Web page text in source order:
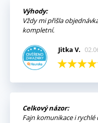
Výhody:
Vždy mi přišla
kompletní.
Jitka V.
Celkový názor:
Fajn komunikace i rychlé